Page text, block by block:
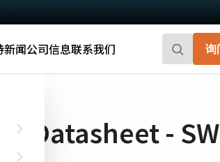
新闻公司信息联系我们 询
系统的CMOS区域扫描
高帧率和前沿的传
载 Datasheet -